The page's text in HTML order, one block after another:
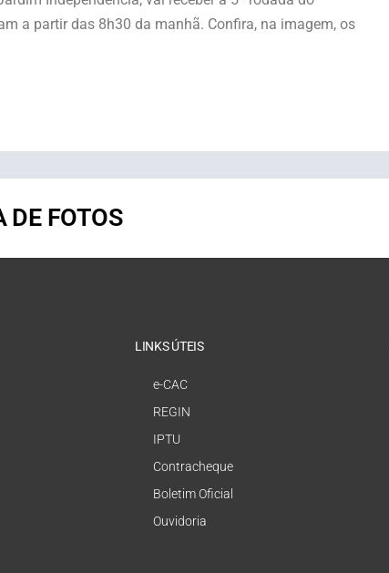
a partir das 8h30 da manhã. Confira, na imagem, os
DE FOTOS
LINKS ÚTEIS
e-CAC
REGIN
IPTU
Contracheque
Boletim Oficial
Ouvidoria